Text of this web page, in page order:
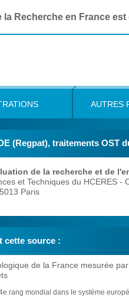
Recherche en France
AUTRES
(Regpat), traitements OST
de la recherche et de
et Techniques du HCERES-
Paris
cette source :
de la France mesurée
rang mondial dans le système